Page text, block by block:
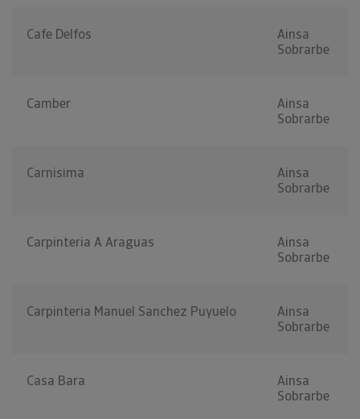
Cafe Delfos
Ainsa
Sobrarbe
Camber
Ainsa
Sobrarbe
Carnisima
Ainsa
Sobrarbe
Carpinteria A Araguas
Ainsa
Sobrarbe
Carpinteria Manuel Sanchez Puyuelo
Ainsa
Sobrarbe
Casa Bara
Ainsa
Sobrarbe